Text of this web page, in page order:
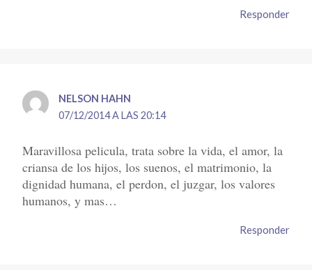
Responder
NELSON HAHN
07/12/2014 A LAS 20:14
Maravillosa pelicula, trata sobre la vida, el amor, la
criansa de los hijos, los suenos, el matrimonio, la
dignidad humana, el perdon, el juzgar, los valores
humanos, y mas…
Responder